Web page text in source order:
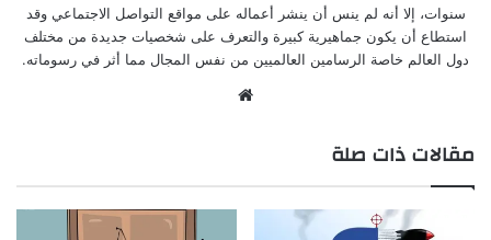
سنوات، إلا أنه لم ينس أن ينشر أعماله على مواقع التواصل الاجتماعي وقد
استطاع أن يكون جماهيرية كبيرة والتعرف على شخصيات جديدة من مختلف
دول العالم خاصة الرسامين العالميين من نفس المجال مما أثر في رسوماته.
مقالات ذات صلة